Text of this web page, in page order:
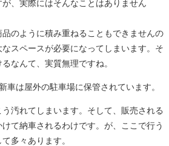
、実際にはそんなことはありません
のように積み重ねることもできませんの
スペースが必要になってしまいます。そ
なんて、実質無理ですね。
車は屋外の駐車場に保管されています。
汚れてしまいます。そして、販売される
て納車されるわけです。が、ここで行う
多々あります。